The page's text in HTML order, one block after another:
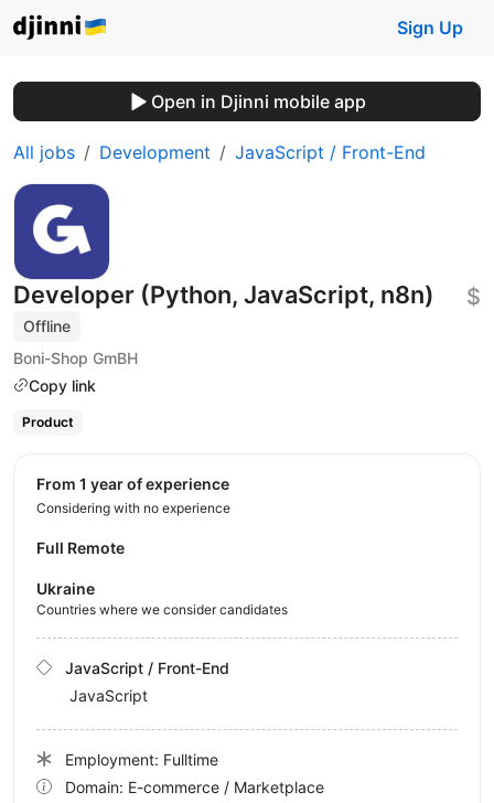
Sign Up
Open in Djinni mobile app
All jobs Development JavaScript / Front-End
Developer (Python, JavaScript, n8n)
Offline
Boni-Shop GmBH
Copy link
$
Product
from 1 year of experience
Considering with no experience
Full Remote
Ukraine
Countries where we consider candidates
JavaScript / Front-End
JavaScript
Employment: Fulltime
Domain: E-commerce / Marketplace